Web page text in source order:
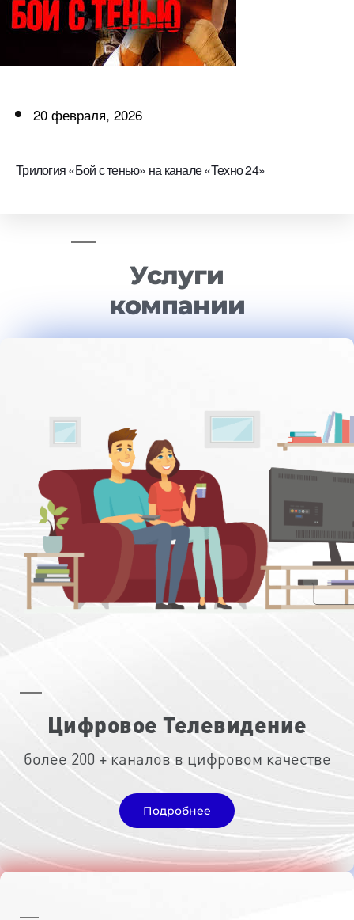
20 февраля, 2026
Трилогия «Бой с тенью» на канале «Техно 24»
Услуги
компании
Цифровое Телевидение
более 200 + каналов в цифровом качестве
Подробнее